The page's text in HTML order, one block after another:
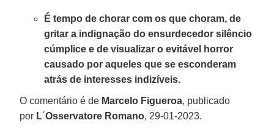
É tempo de chorar com os que choram, de
gritar a indignação do ensurdecedor silêncio
cúmplice e de visualizar o evitável horror
causado por aqueles que se esconderam
atrás de interesses indizíveis.
O comentário é de Marcelo Figueroa, publicado
por L´Osservatore Romano, 29-01-2023.